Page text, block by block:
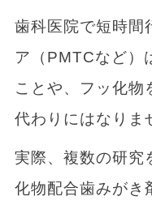
歯科医院で短時間
ア（PMTCなど）
ことや、フッ化物
代わりにはなりま
実際、複数の研究
化物配合歯みがき